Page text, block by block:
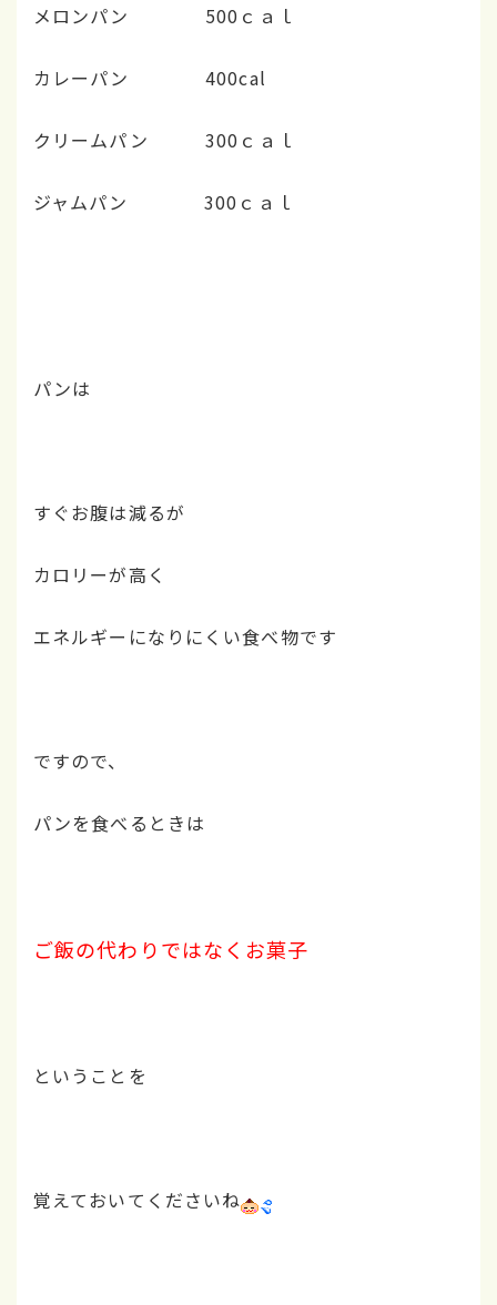
メロンパン 500ｃａｌ
カレーパン 400cal
クリームパン 300ｃａｌ
ジャムパン 300ｃａｌ
パンは
すぐお腹は減るが
カロリーが高く
エネルギーになりにくい食べ物です
ですので、
パンを食べるときは
ご飯の代わりではなくお菓子
ということを
覚えておいてくださいね